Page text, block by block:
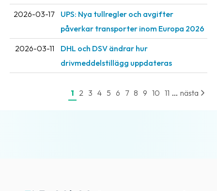
2026-03-17
UPS: Nya tullregler och avgifter
påverkar transporter inom Europa 2026
2026-03-11
DHL och DSV ändrar hur
drivmeddelstillägg uppdateras
1 2 3 4 5 6 7 8 9 10 11 ... nästa